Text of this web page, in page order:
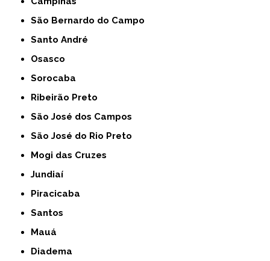
São Bernardo do Campo
Santo André
Osasco
Sorocaba
Ribeirão Preto
São José dos Campos
São José do Rio Preto
Mogi das Cruzes
Jundiaí
Piracicaba
Santos
Mauá
Diadema